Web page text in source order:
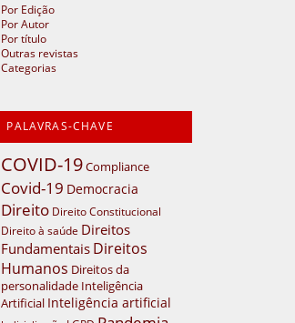
Por Edição
Por Autor
Por título
Outras revistas
Categorias
PALAVRAS-CHAVE
COVID-19Compliance
Covid-19 Democracia
Direito Direito Constitucional
Direito à saúde Direitos
Fundamentais Direitos
Humanos Direitos da
personalidade Inteligência
Artificial Inteligência artificial